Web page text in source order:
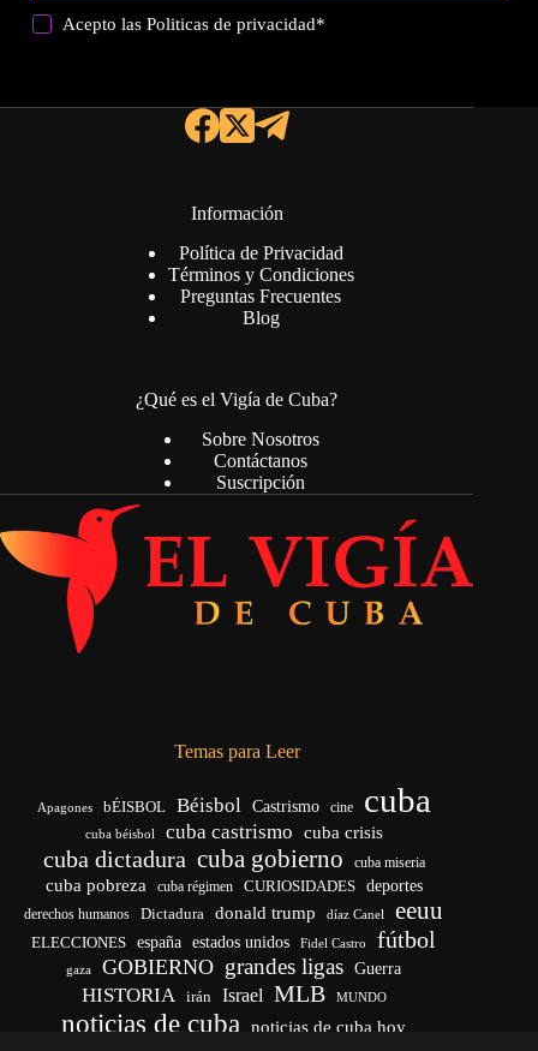
Acepto lasPoliticas de privacidad*
Información
Política de Privacidad
Términos y Condiciones
Preguntas Frecuentes
Blog
¿Qué es el Vigía de Cuba?
Sobre Nosotros
Contáctanos
Suscripción
Temas para Leer
Apagones bÉISBOL Béisbol Castrismo cine cuba
cuba béisbol cuba castrismo cuba crisis
cuba dictadura cuba gobierno cuba miseria
cuba pobreza cuba régimen CURIOSIDADES deportes
derechos humanos Dictadura donald trump díaz Canel eeuu
ELECCIONES españa estados unidos Fidel Castro fútbol
gaza GOBIERNO grandes ligas Guerra
HISTORIA irán Israel MLB MUNDO
noticias de cuba
noticias de cuba hoy